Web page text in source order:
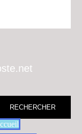
RECHERCHER